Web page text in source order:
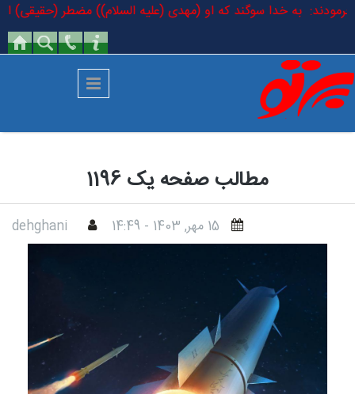
رفتن به محتوای اصلی
فرمودند: به خدا سوگند که او (مهدی (علیه السلام)) مضطر
مطالب صفحه یک 1196
15 مهر, 1403 - 14:49 dehghani